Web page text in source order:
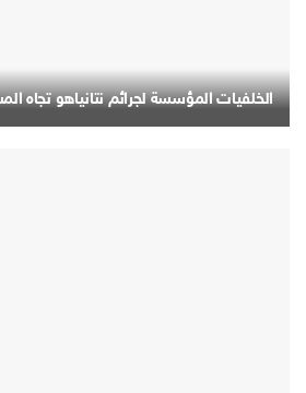
الخلفيات المؤسسة لجرائم نتانياهو تجاه